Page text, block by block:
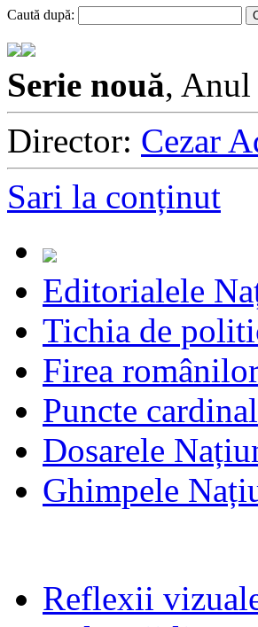
Caută după:
Serie nouă,
Director: Cezar
Sari la conținut
Editorialele
Tichia de
Firea
Puncte
Dosarele
Ghimpele
Reflexii